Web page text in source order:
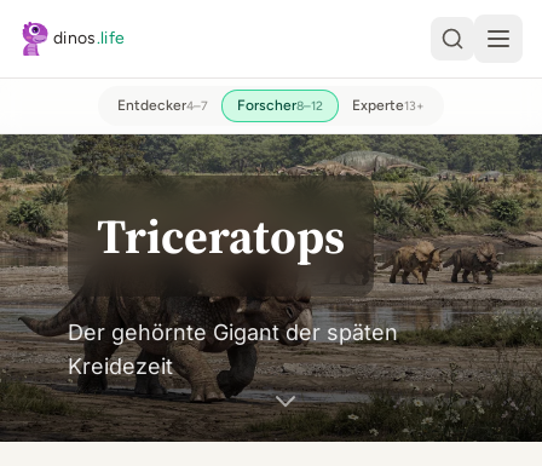
dinos.life
Entdecker4–7 Forscher8–12 Experte13+
Triceratops
Der gehörnte Gigant der späten
Kreidezeit